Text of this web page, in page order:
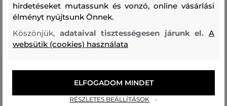
hirdetéseket mutassunk és vonzó, online vásárlási
élményt nyújtsunk Önnek.
Köszönjük, adataival tisztességesen járunk el.A
websütik (cookies) használata
RÉSZLETES BEÁLLÍTÁSOK
ELFOGADOM MINDET